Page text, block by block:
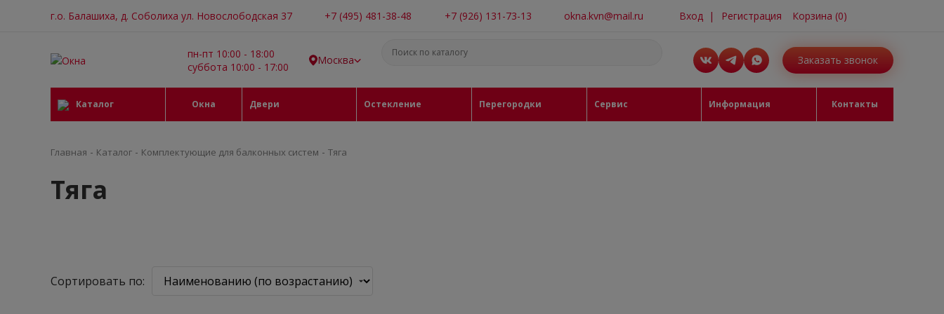
г.о. Балашиха, д. Соболиха ул. Новослободская 37 +7 (495) 481-38-48 +7 (926) 131-73-13 okna.kvn@mail.ru Вход | Регистрация Корзина (0)
пн-пт 10:00 - 18:00
суббота 10:00 - 17:00
Москва Заказать звонок
Каталог Окна Двери Остекление Перегородки Сервис Информация Контакты
Главная - Каталог - Комплектующие для балконных систем - Тяга
Тяга
Сортировать по: